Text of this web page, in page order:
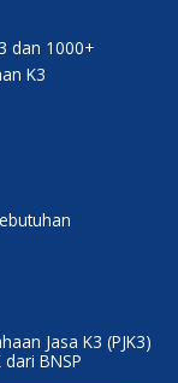
dan 1000+
K3
Jasa K3 (PJK3)
BNSP